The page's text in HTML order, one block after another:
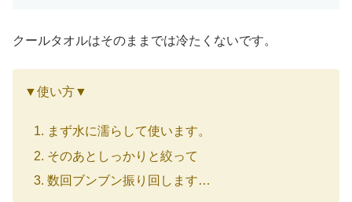
クールタオルはそのままでは冷たくないです。
▼使い方▼
まず水に濡らして使います。
そのあとしっかりと絞って
数回ブンブン振り回します…